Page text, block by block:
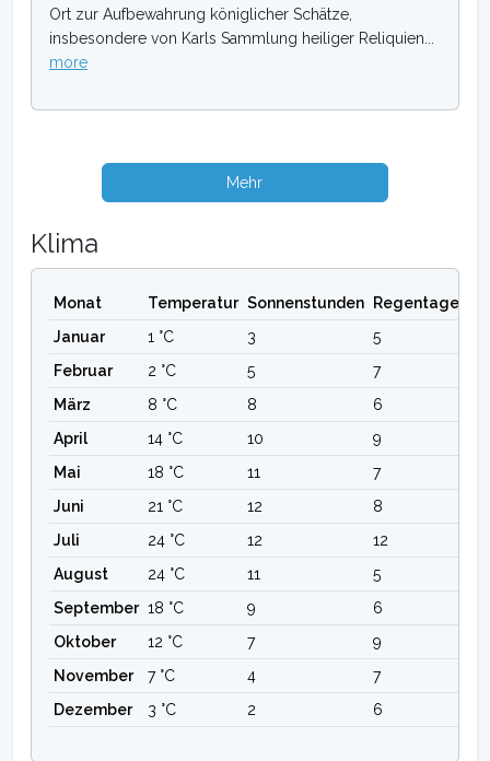
Ort zur Aufbewahrung königlicher Schätze,
insbesondere von Karls Sammlung heiliger Reliquien...
more
Mehr
Klima
Monat Temperatur Sonnenstunden
Regentage
Januar
1 °C 3
5
Februar
2 °C 5
7
März
8 °C 8
6
April
14 °C 10
9
Mai
18 °C 11
7
Juni
21 °C 12
8
Juli
24 °C 12
12
August
24 °C 11
5
September 18 °C 9
6
Oktober
12 °C 7
9
November
7 °C 4
7
Dezember
3 °C 2 6